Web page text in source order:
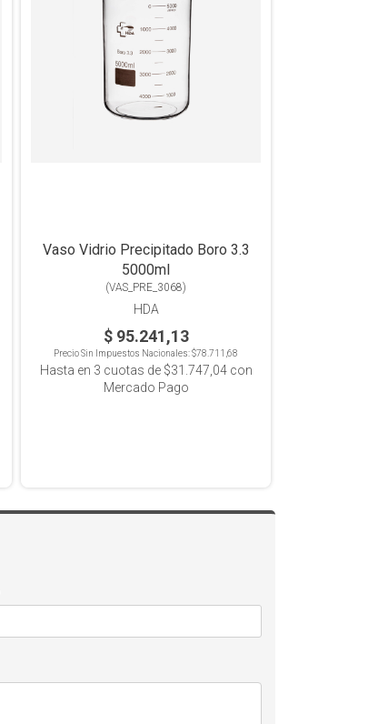
Vaso Vidrio Precipitado Boro 3.3
5000ml
(VAS_PRE_3068)
HDA
$ 95.241,13
Precio Sin Impuestos Nacionales:$78.711,68
Hasta en 3 cuotas de $31.747,04con
Mercado Pago